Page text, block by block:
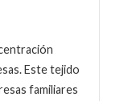
Este tejido
familiares